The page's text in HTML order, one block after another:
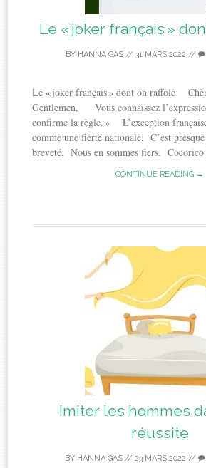
Le « joker français »
BY HANNA GAS// 31 MARS 2022 //
Le « joker français » dont on raffole
Gentlemen, Vous connaissez
confirme la règle. » L’exception
comme une fierté nationale. C’est
breveté. Nous en sommes fiers.
CONTINUE READING →
Imiter les hommes
réussite
BY HANNA GAS // 23 MARS 2022 //